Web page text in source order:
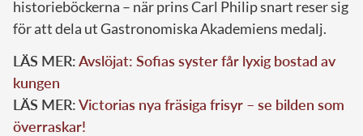
historieböckerna – när prins Carl Philip snart reser sig
för att dela ut Gastronomiska Akademiens medalj.
LÄS MER:Avslöjat: Sofias syster får lyxig bostad av
kungen
LÄS MER:Victorias nya fräsiga frisyr – se bilden som
överraskar!